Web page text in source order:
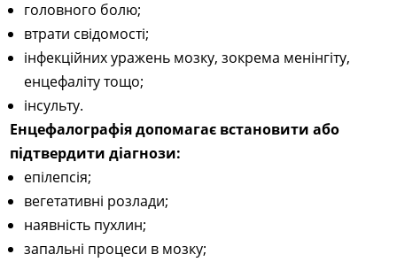
головного болю;
втрати свідомості;
інфекційних уражень мозку, зокрема менінгіту,
енцефаліту тощо;
інсульту.
Енцефалографія допомагає встановити або
підтвердити діагнози:
епілепсія;
вегетативні розлади;
наявність пухлин;
запальні процеси в мозку;